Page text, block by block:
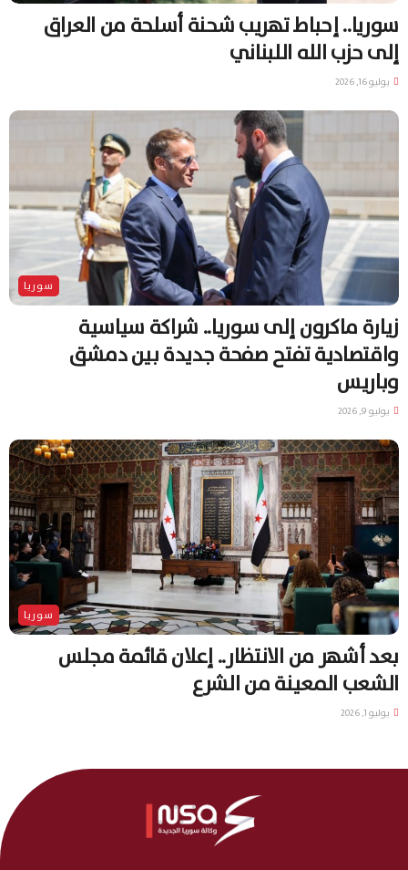
سوريا.. إحباط تهريب شحنة أسلحة من العراق
إلى حزب الله اللبناني
يوليو 16, 2026
سوريا
زيارة ماكرون إلى سوريا.. شراكة سياسية
واقتصادية تفتح صفحة جديدة بين دمشق
وباريس
يوليو 9, 2026
سوريا
بعد أشهر من الانتظار.. إعلان قائمة مجلس
الشعب المعينة من الشرع
يوليو 1, 2026